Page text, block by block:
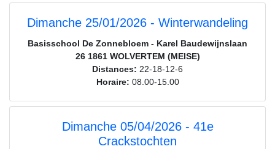
Dimanche 25/01/2026 - Winterwandeling
Basisschool De Zonnebloem - Karel Baudewijnslaan
26 1861 WOLVERTEM (MEISE)
Distances: 22-18-12-6
Horaire: 08.00-15.00
Dimanche 05/04/2026 - 41e
Crackstochten